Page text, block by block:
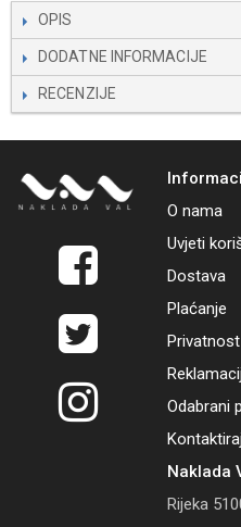
OPIS
DODATNE INFORMACIJE
RECENZIJE
O nama
Uvjeti
Dostava
Plaćanje
Odabrani
Naklada
Rijeka